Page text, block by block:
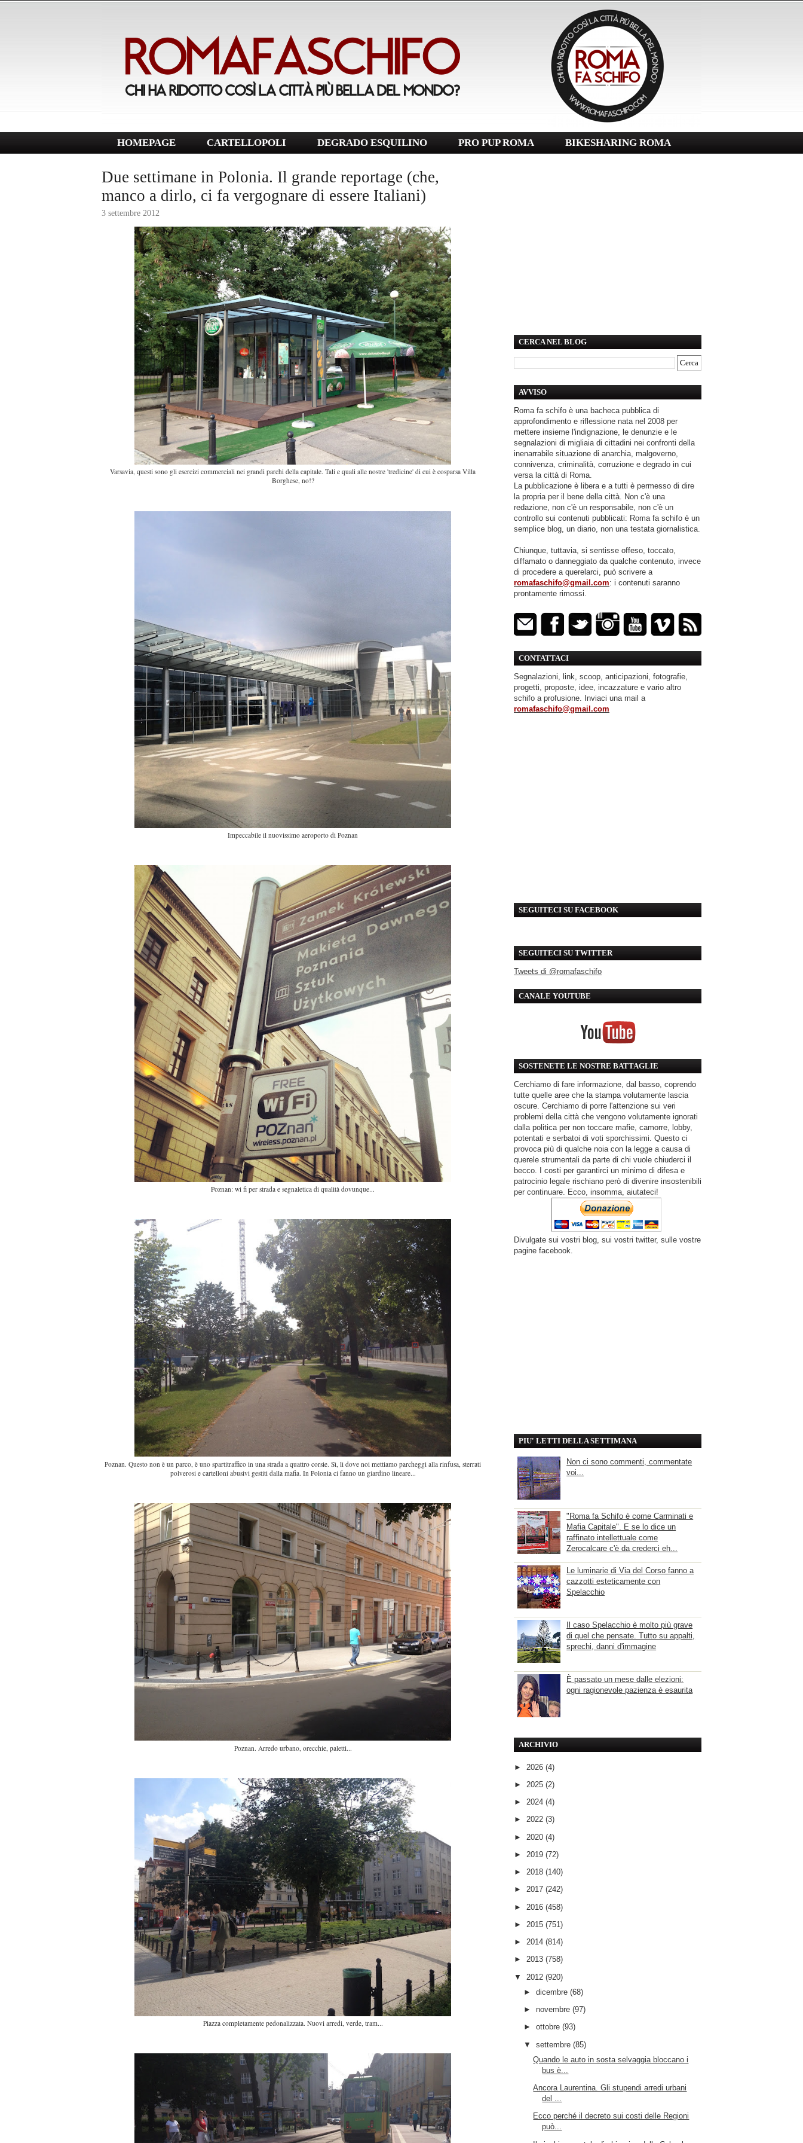
HOMEPAGE CARTELLOPOLI DEGRADO ESQUILINO PRO PUP ROMA BIKESHARING ROMA
Due settimane in Polonia. Il grande reportage (che,
manco a dirlo, ci fa vergognare di essere Italiani)
3 settembre 2012
Varsavia, questi sono gli esercizi commerciali nei grandi parchi della capitale. Tali e quali alle nostre 'tredicine' di cui è cosparsa Villa
Borghese, no!?
Impeccabile il nuovissimo aeroporto di Poznan
Poznan: wi fi per strada e segnaletica di qualità dovunque...
Poznan. Questo non è un parco, è uno spartitraffico in una strada a quattro corsie. Sì, lì dove noi mettiamo parcheggi alla rinfusa, sterrati
polverosi e cartelloni abusivi gestiti dalla mafia. In Polonia ci fanno un giardino lineare...
Poznan. Arredo urbano, orecchie, paletti...
Piazza completamente pedonalizzata. Nuovi arredi, verde, tram...
CERCA NEL BLOG
AVVISO
Roma fa schifo è una bacheca pubblica di
approfondimento e riflessione nata nel 2008 per
mettere insieme l'indignazione, le denunzie e le
segnalazioni di migliaia di cittadini nei confronti della
inenarrabile situazione di anarchia, malgoverno,
connivenza, criminalità, corruzione e degrado in cui
versa la città di Roma.
La pubblicazione è libera e a tutti è permesso di dire
la propria per il bene della città. Non c'è una
redazione, non c'è un responsabile, non c'è un
controllo sui contenuti pubblicati: Roma fa schifo è un
semplice blog, un diario, non una testata giornalistica.
Chiunque, tuttavia, si sentisse offeso, toccato,
diffamato o danneggiato da qualche contenuto, invece
di procedere a querelarci, può scrivere a
romafaschifo@gmail.com: i contenuti saranno
prontamente rimossi.
CONTATTACI
Segnalazioni, link, scoop, anticipazioni, fotografie,
progetti, proposte, idee, incazzature e vario altro
schifo a profusione. Inviaci una mail a
romafaschifo@gmail.com
SEGUITECI SU FACEBOOK
SEGUITECI SU TWITTER
Tweets di @romafaschifo
CANALE YOUTUBE
SOSTENETE LE NOSTRE BATTAGLIE
Cerchiamo di fare informazione, dal basso, coprendo
tutte quelle aree che la stampa volutamente lascia
oscure. Cerchiamo di porre l'attenzione sui veri
problemi della città che vengono volutamente ignorati
dalla politica per non toccare mafie, camorre, lobby,
potentati e serbatoi di voti sporchissimi. Questo ci
provoca più di qualche noia con la legge a causa di
querele strumentali da parte di chi vuole chiuderci il
becco. I costi per garantirci un minimo di difesa e
patrocinio legale rischiano però di divenire insostenibili
per continuare. Ecco, insomma, aiutateci!
Divulgate sui vostri blog, sui vostri twitter, sulle vostre
pagine facebook.
PIU' LETTI DELLA SETTIMANA
Non ci sono commenti, commentate
voi...
"Roma fa Schifo è come Carminati e
Mafia Capitale". E se lo dice un
raffinato intellettuale come
Zerocalcare c'è da crederci eh...
Le luminarie di Via del Corso fanno a
cazzotti esteticamente con
Spelacchio
Il caso Spelacchio è molto più grave
di quel che pensate. Tutto su appalti,
sprechi, danni d'immagine
È passato un mese dalle elezioni:
ogni ragionevole pazienza è esaurita
ARCHIVIO
► 2026 (4)
► 2025 (2)
► 2024 (4)
► 2022 (3)
► 2020 (4)
► 2019 (72)
► 2018 (140)
► 2017 (242)
► 2016 (458)
► 2015 (751)
► 2014 (814)
► 2013 (758)
▼ 2012 (920)
► dicembre (68)
► novembre (97)
► ottobre (93)
▼ settembre (85)
Quando le auto in sosta selvaggia bloccano i
bus è...
Ancora Laurentina. Gli stupendi arredi urbani
del ...
Ecco perché il decreto sui costi delle Regioni
può...